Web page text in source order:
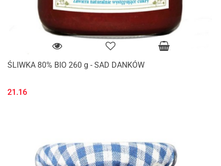
ŚLIWKA 80% BIO 260 g - SAD DANKÓW
21.16